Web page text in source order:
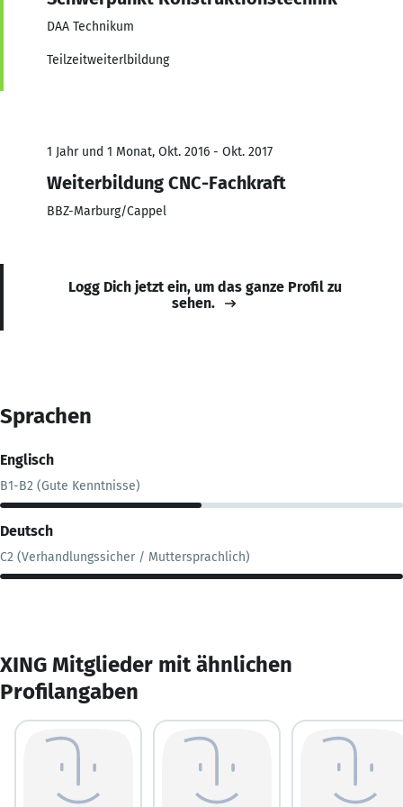
DAA Technikum
Teilzeitweiterlbildung
1 Jahr und 1 Monat, Okt. 2016 - Okt. 2017
Weiterbildung CNC-Fachkraft
BBZ-Marburg/Cappel
Logg Dich jetzt ein, um das ganze Profil zu
sehen.
Sprachen
Englisch
B1-B2 (Gute Kenntnisse)
Deutsch
C2 (Verhandlungssicher / Muttersprachlich)
XING Mitglieder mit ähnlichen
Profilangaben